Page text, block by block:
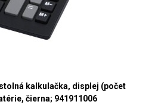
kalkulačka, displej (počet
čierna; 941911006